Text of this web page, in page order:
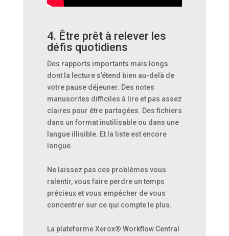
4. Être prêt à relever les
défis quotidiens
Des rapports importants mais longs
dont la lecture s’étend bien au-delà de
votre pause déjeuner. Des notes
manuscrites difficiles à lire et pas assez
claires pour être partagées. Des fichiers
dans un format inutilisable ou dans une
langue illisible. Et la liste est encore
longue.
Ne laissez pas ces problèmes vous
ralentir, vous faire perdre un temps
précieux et vous empêcher de vous
concentrer sur ce qui compte le plus.
La plateforme Xerox® Workflow Central